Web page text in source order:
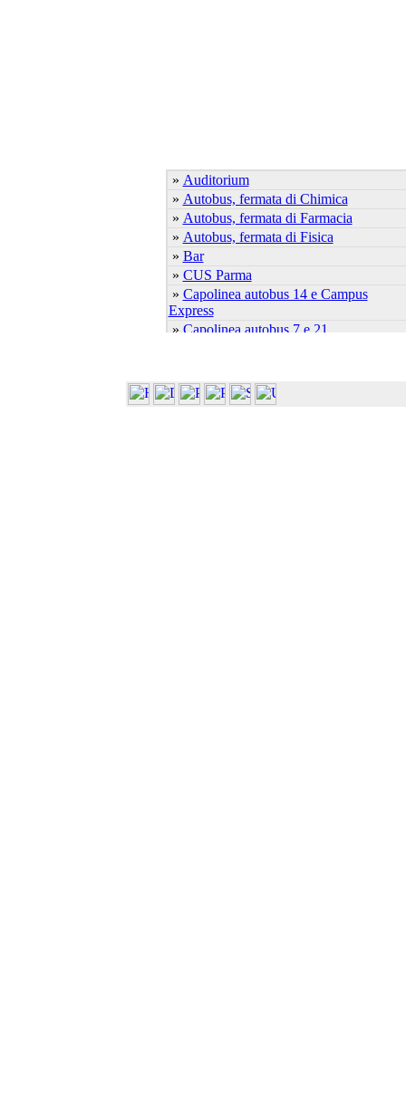
» Auditorium
» Autobus, fermata di Chimica
» Autobus, fermata di Farmacia
» Autobus, fermata di Fisica
» Bar
» CUS Parma
» Capolinea autobus 14 e Campus
Express
» Capolinea autobus 7 e 21
»Centro S.Elisabetta
»Dip. Bioscienze (Biochim. Biol.